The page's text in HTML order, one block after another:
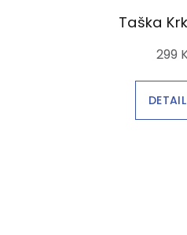
Taška
299
DETAIL